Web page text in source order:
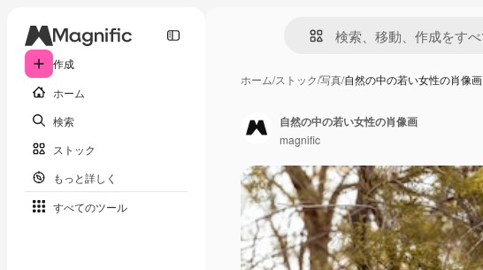
作成
ホーム
検索
ストック
もっと詳しく
すべてのツール
ホーム/ストック/写真/自然の中の若い女性の肖像画
自然の中の若い女性の肖像画
magnific